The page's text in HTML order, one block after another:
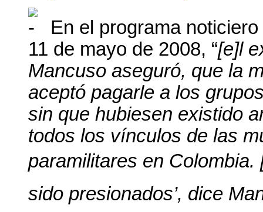
En el programa
11 de mayo de 2008, “[e]l
Mancuso aseguró, que la
aceptó pagarle a los
sin que hubiesen existido
todos los vínculos de las
paramilitares en Colombia.
sido presionados’, dice